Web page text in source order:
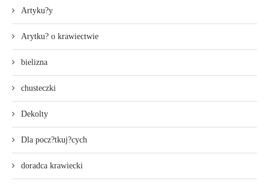
Artyku?y
Arytku? o krawiectwie
bielizna
chusteczki
Dekolty
Dla pocz?tkuj?cych
doradca krawiecki